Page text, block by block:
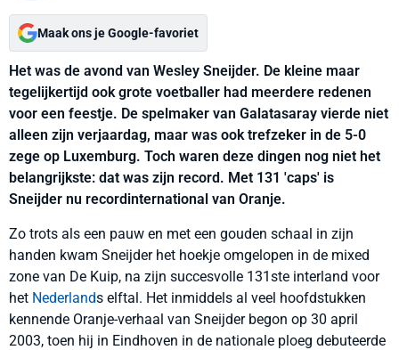
Maak ons je Google-favoriet
Het was de avond van Wesley Sneijder. De kleine maar
tegelijkertijd ook grote voetballer had meerdere redenen
voor een feestje. De spelmaker van Galatasaray vierde niet
alleen zijn verjaardag, maar was ook trefzeker in de 5-0
zege op Luxemburg. Toch waren deze dingen nog niet het
belangrijkste: dat was zijn record. Met 131 'caps' is
Sneijder nu recordinternational van Oranje.
Zo trots als een pauw en met een gouden schaal in zijn
handen kwam Sneijder het hoekje omgelopen in de mixed
zone van De Kuip, na zijn succesvolle 131ste interland voor
het Nederlands elftal. Het inmiddels al veel hoofdstukken
kennende Oranje-verhaal van Sneijder begon op 30 april
2003, toen hij in Eindhoven in de nationale ploeg debuteerde